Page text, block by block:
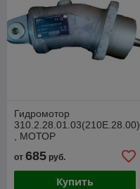
Гидромотор
310.2.28.01.03(210Е.28.00)
, МОТОР
Амкодор
от 685 руб.
Купить